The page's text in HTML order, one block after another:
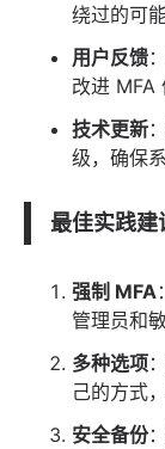
绕过的可能
用户反馈
改进 MFA
技术更新
级，确保
最佳实践建
强制 MFA
管理员和
多种选项
己的方式
安全备份